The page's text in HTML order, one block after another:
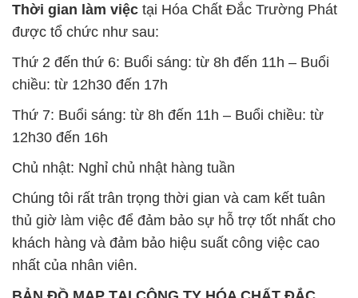
Thời gian làm việc tại Hóa Chất Đắc Trường Phát
được tổ chức như sau:
Thứ 2 đến thứ 6: Buổi sáng: từ 8h đến 11h – Buổi
chiều: từ 12h30 đến 17h
Thứ 7: Buổi sáng: từ 8h đến 11h – Buổi chiều: từ
12h30 đến 16h
Chủ nhật: Nghỉ chủ nhật hàng tuần
Chúng tôi rất trân trọng thời gian và cam kết tuân
thủ giờ làm việc để đảm bảo sự hỗ trợ tốt nhất cho
khách hàng và đảm bảo hiệu suất công việc cao
nhất của nhân viên.